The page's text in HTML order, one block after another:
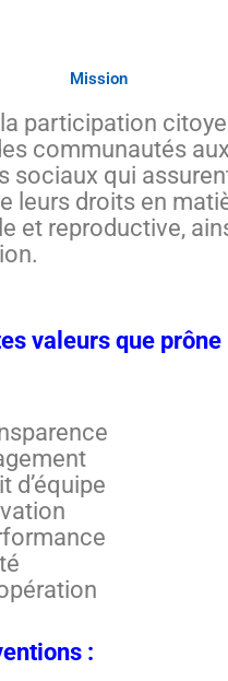
Mission
participation
communautés aux
sociaux qui
leurs droits en
et reproductive,
valeurs que prône
d’équipe
: